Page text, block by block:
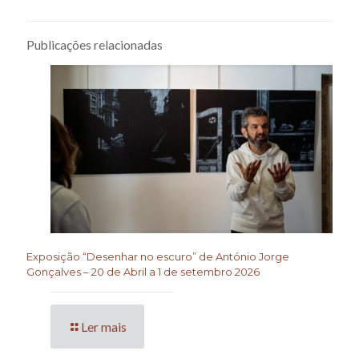
Publicações relacionadas
Exposição “Desenhar no escuro” de António Jorge
Gonçalves – 20 de Abril a 1 de setembro 2026
Ler mais